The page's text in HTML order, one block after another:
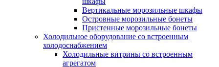
Вертикальные морозильные шкафы
Островные морозильные бонеты
Пристенные морозильные бонеты
Холодильное оборудование со встроенным
холодоснабжением
Холодильные витрины со встроенным
агрегатом